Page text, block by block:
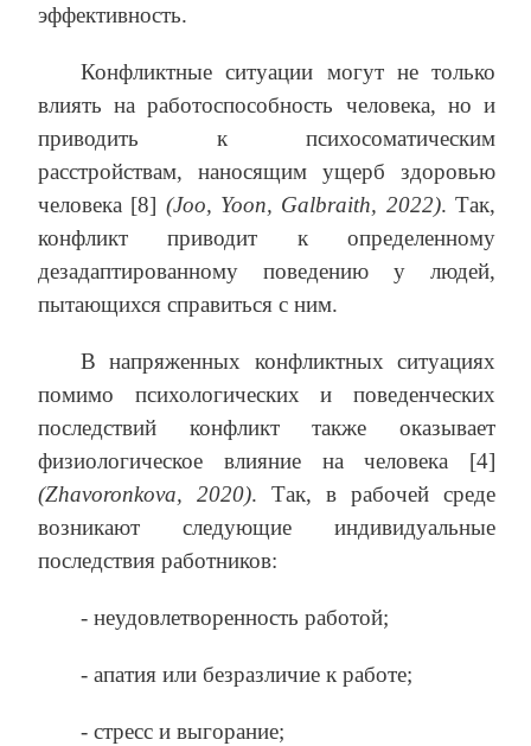
эффективность.
Конфликтные ситуации могут не только
влиять на работоспособность человека, но и
приводить к психосоматическим
расстройствам, наносящим ущерб здоровью
человека [8] (Joo, Yoon, Galbraith, 2022). Так,
конфликт приводит к определенному
дезадаптированному поведению у людей,
пытающихся справиться с ним.
В напряженных конфликтных ситуациях
помимо психологических и поведенческих
последствий конфликт также оказывает
физиологическое влияние на человека [4]
(Zhavoronkova, 2020). Так, в рабочей среде
возникают следующие индивидуальные
последствия работников:
- неудовлетворенность работой;
- апатия или безразличие к работе;
- стресс и выгорание;